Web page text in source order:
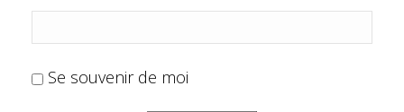
Se souvenir de moi